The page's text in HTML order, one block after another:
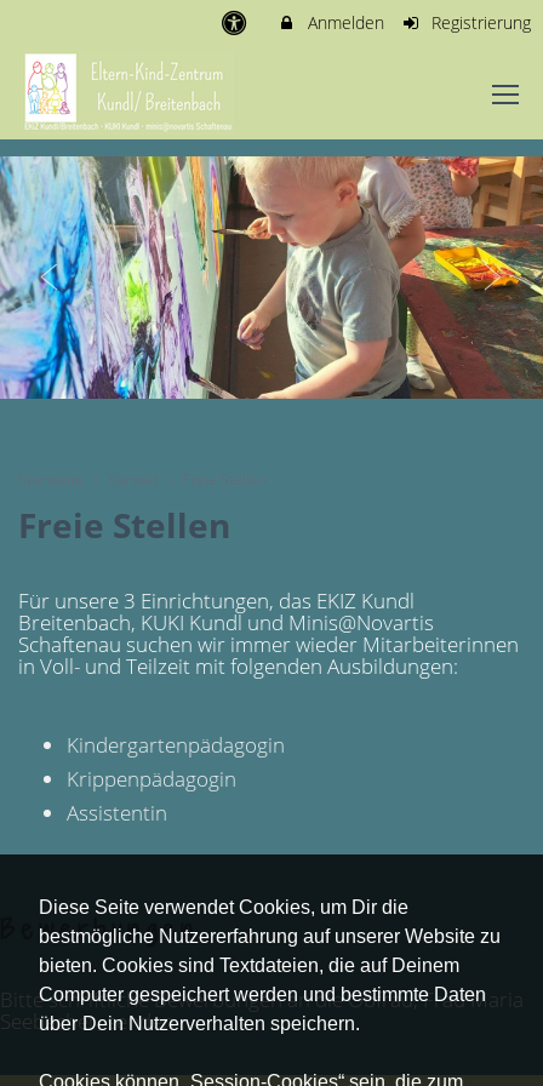
Diese Seite verwendet Cookies, um Dir die
bestmögliche Nutzererfahrung auf unserer Website zu
bieten. Cookies sind Textdateien, die auf Deinem
Computer gespeichert werden und bestimmte Daten
über Dein Nutzerverhalten speichern.
Cookies können „Session-Cookies“ sein, die zum
Anmelden Registrierung
Freie Stellen
Für unsere 3 Einrichtungen, das EKIZ Kundl
Breitenbach, KUKI Kundl und Minis@Novartis
Schaftenau suchen wir immer wieder Mitarbeiterinnen
in Voll- und Teilzeit mit folgenden Ausbildungen:
Kindergartenpädagogin
Krippenpädagogin
Assistentin
Bewerbungen
Bitte schriftliche Bewerbungen an die Obfrau, Frau Maria
Seebacher, senden.